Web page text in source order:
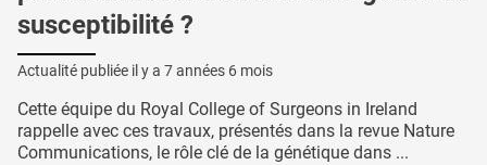
susceptibilité ?
Actualité publiée il y a 7 années 6 mois
Cette équipe du Royal College of Surgeons in Ireland
rappelle avec ces travaux, présentés dans la revue Nature
Communications, le rôle clé de la génétique dans ...